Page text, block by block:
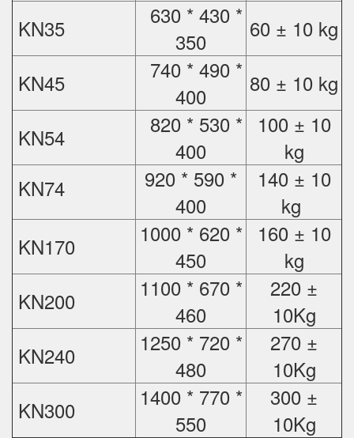
KN35
630 * 430 *
350
60 ± 10 kg
KN45
740 * 490 *
400
80 ± 10 kg
KN54
820 * 530 *
400
100 ± 10
kg
KN74
920 * 590 *
400
140 ± 10
kg
KN170
1000 * 620 *
450
160 ± 10
kg
KN200
1100 * 670 *
460
220 ±
10Kg
KN240
1250 * 720 *
480
270 ±
10Kg
KN300
1400 * 770 *
550
300 ±
10Kg